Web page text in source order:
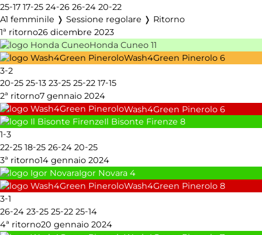
25-17 17-25 24-26 26-24 20-22
A1 femminile ❭ Sessione regolare ❭ Ritorno
1ª ritorno26 dicembre 2023
Honda Cuneo 11
Wash4Green Pinerolo 6
3-2
20-25 25-13 23-25 25-22 17-15
2ª ritorno7 gennaio 2024
Wash4Green Pinerolo 6
Il Bisonte Firenze 8
1-3
22-25 18-25 26-24 20-25
3ª ritorno14 gennaio 2024
Igor Novara 4
Wash4Green Pinerolo 8
3-1
26-24 23-25 25-22 25-14
4ª ritorno20 gennaio 2024